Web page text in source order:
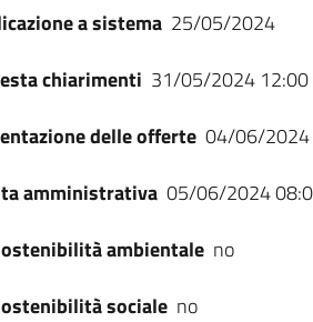
a sistema 25/05/2024
chiarimenti 31/05/2024 12:00
delle offerte 04/06/2024
amministrativa 05/06/2024
ambientale no
sociale no